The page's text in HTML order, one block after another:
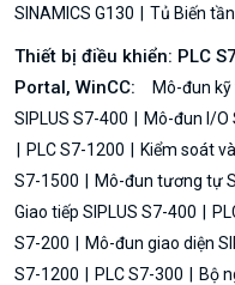
SINAMICS G130
Tủ Biến
Thiết bị điều khiển: PLC
Portal, WinCC:
Mô-đun
SIPLUS S7-400
Mô-đun I/O
PLC S7-1200
Kiểm soát
S7-1500
Mô-đun tương tự
Giao tiếp SIPLUS S7-400
S7-200
Mô-đun giao diện
S7-1200
PLC S7-300 Bộ